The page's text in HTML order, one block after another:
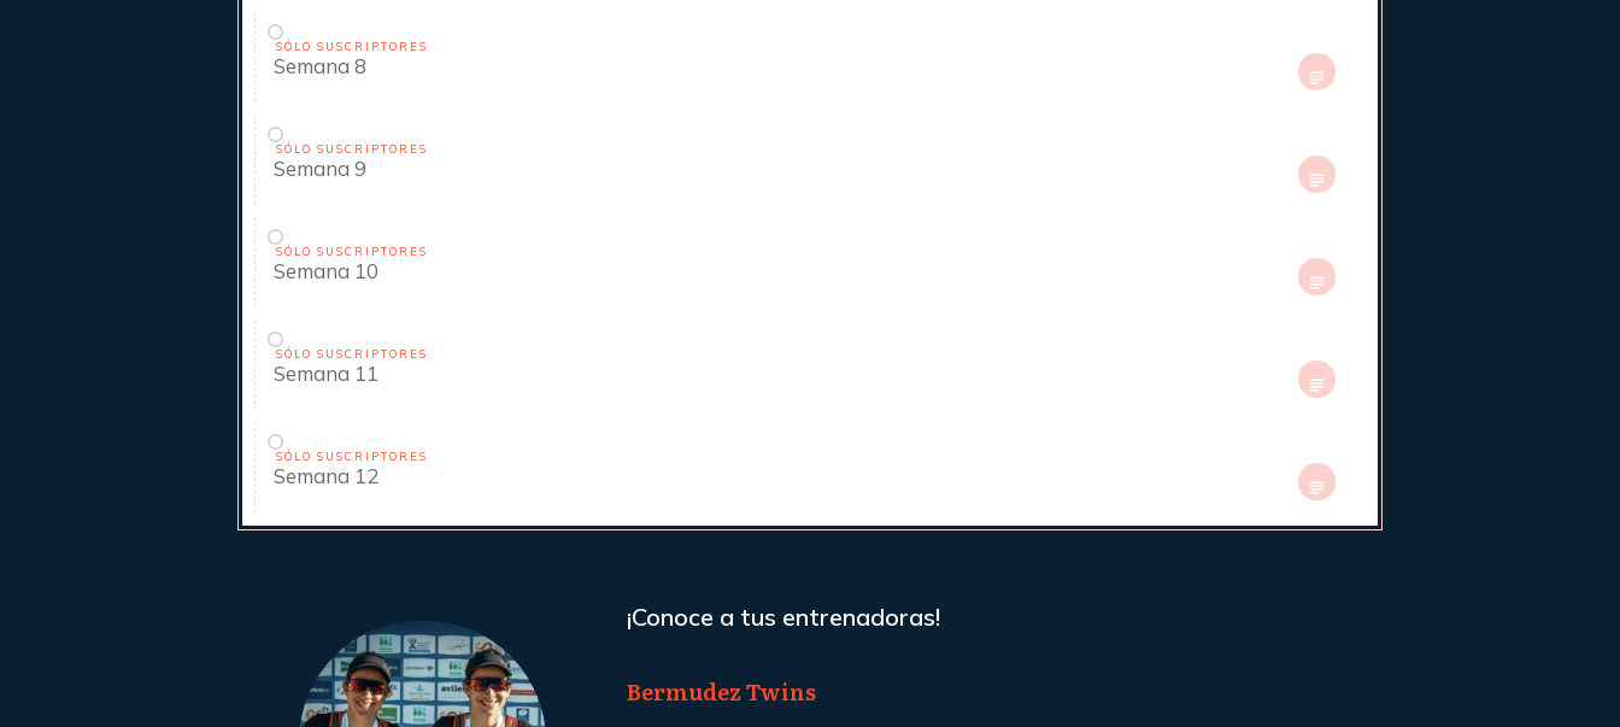
SÓLO SUSCRIPTORES
Semana 8
SÓLO SUSCRIPTORES
Semana 9
SÓLO SUSCRIPTORES
Semana 10
SÓLO SUSCRIPTORES
Semana 11
SÓLO SUSCRIPTORES
Semana 12
¡Conoce a tus entrenadoras!
Bermudez Twins